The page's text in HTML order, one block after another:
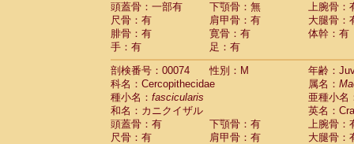
頭蓋骨：一部有
下顎骨：無
上腕骨：
尺骨：有
肩甲骨：有
大腿骨：
腓骨：有
寛骨：有
体幹：有
手：有
足：有
剖検番号：00074
性別：M
年齢：
科名：Cercopithecidae
属名：
種小名： fascicularis
亜種小名
和名：カニクイザル
英名：
頭蓋骨：有
下顎骨：有
上腕骨：
尺骨：有
肩甲骨：有
大腿骨：